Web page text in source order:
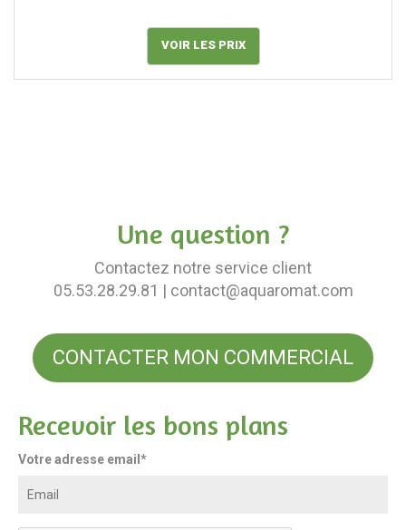
VOIR LES PRIX
Une question ?
Contactez notre service client
05.53.28.29.81 | contact@aquaromat.com
CONTACTER MON COMMERCIAL
Recevoir les bons plans
Votre adresse email*